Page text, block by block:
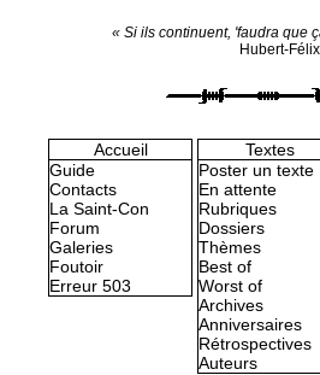
« Si ils continuent, 'faudra que
Hubert-
Accueil
Guide
Contacts
La Saint-Con
Forum
Galeries
Foutoir
Erreur 503
Textes
Poster un texte
En attente
Rubriques
Dossiers
Thèmes
Best of
Worst of
Archives
Anniversaires
Rétrospectives
Auteurs